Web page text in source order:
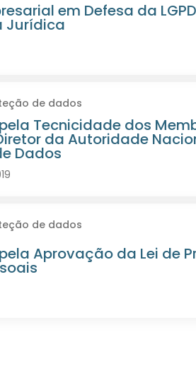
em Defesa da
Jurídica
de dados
Tecnicidade dos
da Autoridade
Dados
de dados
Aprovação da Lei de